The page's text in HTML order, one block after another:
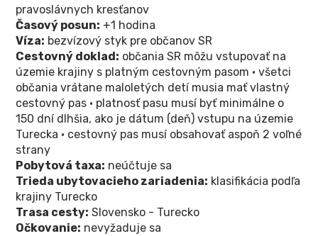
pravoslávnych kresťanov
Časový posun: +1 hodina
Víza: bezvízový styk pre občanov SR
Cestovný doklad: občania SR môžu vstupovať na
územie krajiny s platným cestovným pasom • všetci
občania vrátane maloletých detí musia mať vlastný
cestovný pas • platnosť pasu musí byť minimálne o
150 dní dlhšia, ako je dátum (deň) vstupu na územie
Turecka • cestovný pas musí obsahovať aspoň 2 voľné
strany
Pobytová taxa: neúčtuje sa
Trieda ubytovacieho zariadenia: klasifikácia podľa
krajiny Turecko
Trasa cesty: Slovensko - Turecko
Očkovanie: nevyžaduje sa